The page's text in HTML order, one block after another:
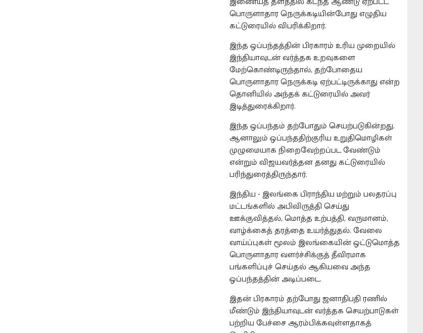
பொருளாதார நெருக்கடியின்போது எழுதிய
கட்டுரையில் விபரிக்கிறார்.
இந்த ஒப்பந்தத்தின் பிரகாரம் உரிய முறையில்
இந்தியாவுடன் வர்த்தக உறவுகளை
மேற்கொண்டிருந்தால், தற்போதைய
பொருளாதார நெருக்கடி ஏற்பட்டிருக்காது என்ற
தொனியில் அந்தக் கட்டுரையில் அவர்
இடித்துரைக்கிறார்.
இந்த ஒப்பந்தம் தற்போதும் செயற்படுகின்றது.
ஆனாலும் ஒப்பந்ததிற்குரிய உறுதிமொழிகள்
முழுமையாக நிறைவேற்றப்பட வேண்டும்
என்றும் விஜயவர்த்தன தனது கட்டுரையில்
பரிந்துரைத்திருந்தார்.
இந்திய - இலங்கை பிராந்திய மற்றும் பலதரப்பு
மட்டங்களில் அபிவிருத்தி செய்து
ஊக்குவித்தல், மொத்த உற்பத்தி, வருமானம்,
வாழ்க்கைத் தரத்தை உயர்த்துதல். வேலை
வாய்ப்புகள் மூலம் இலங்கையின் ஒட்டுமொத்த
பொருளாதார வளர்ச்சிக்குத் தீவிரமாக
பங்களிப்புச் செய்தல் ஆகியவை அந்த
ஒப்பந்தத்தின் அடிப்படை.
இதன் பிரகாரம் தற்போது ஜனாதிபதி ரணில்
மீண்டும் இந்தியாவுடன் வர்த்தக செயற்பாடுகள்
பற்றிய பேச்சை ஆரம்பிக்கவுள்ளதாகத்